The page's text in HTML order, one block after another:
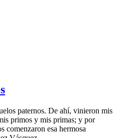
paternos. De ahí, vinieron mis
primos y mis primas; y por
comenzaron esa hermosa